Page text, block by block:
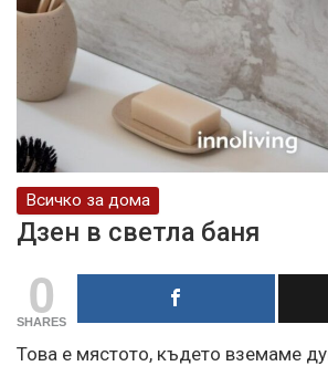
Всичко за дома
Дзен в светла баня
0
SHARES
Това е мястото, където вземаме